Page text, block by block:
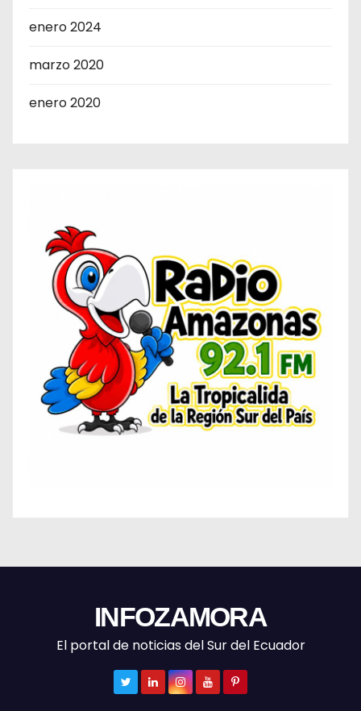
enero 2024
marzo 2020
enero 2020
INFOZAMORA
El portal de noticias del Sur del Ecuador